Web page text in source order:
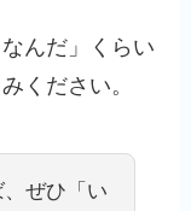
んだ」くらい
ください。
ぜひ「い